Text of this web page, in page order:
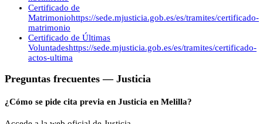
Certificado de
Matrimoniohttps://sede.mjusticia.gob.es/es/tramites/certificado-
matrimonio
Certificado de Últimas
Voluntadeshttps://sede.mjusticia.gob.es/es/tramites/certificado-
actos-ultima
Preguntas frecuentes — Justicia
¿Cómo se pide cita previa en Justicia en Melilla?